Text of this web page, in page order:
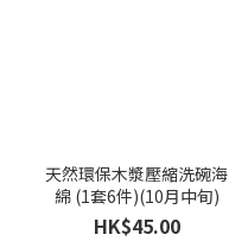
天然環保木漿壓縮洗碗海
綿 (1套6件)(10月中旬)
HK$45.00